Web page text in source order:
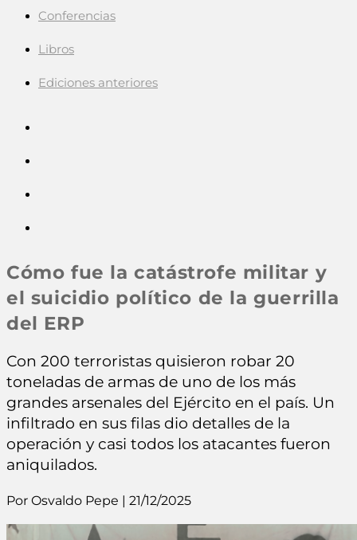
Conferencias
Libros
Ediciones anteriores
Cómo fue la catástrofe militar y
el suicidio político de la guerrilla
del ERP
Con 200 terroristas quisieron robar 20
toneladas de armas de uno de los más
grandes arsenales del Ejército en el país. Un
infiltrado en sus filas dio detalles de la
operación y casi todos los atacantes fueron
aniquilados.
Por Osvaldo Pepe | 21/12/2025